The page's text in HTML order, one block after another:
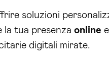
soluzioni
la tua presenza online e
digitali mirate.